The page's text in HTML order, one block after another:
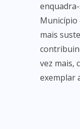
Município
mais
vez mais,
exemplar